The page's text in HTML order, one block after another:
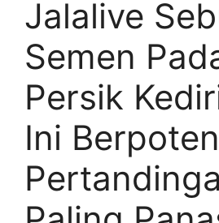
Jalalive
Semen
Persik
Ini